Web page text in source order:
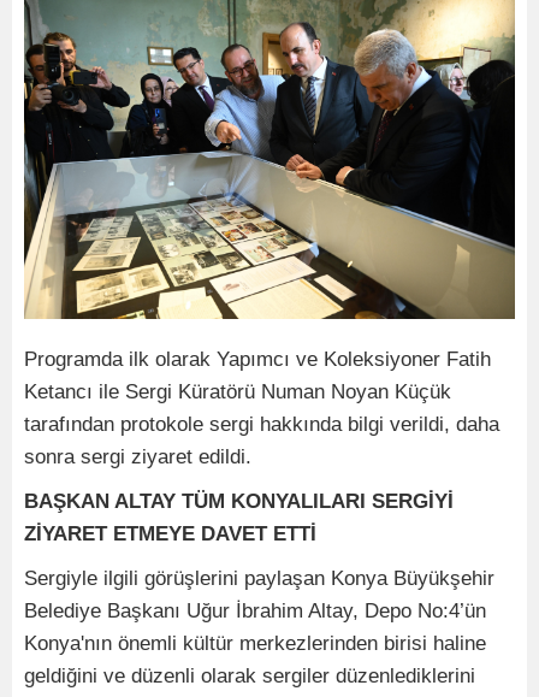
Programda ilk olarak Yapımcı ve Koleksiyoner Fatih
Ketancı ile Sergi Küratörü Numan Noyan Küçük
tarafından protokole sergi hakkında bilgi verildi, daha
sonra sergi ziyaret edildi.
BAŞKAN ALTAY TÜM KONYALILARI SERGİYİ
ZİYARET ETMEYE DAVET ETTİ
Sergiyle ilgili görüşlerini paylaşan Konya Büyükşehir
Belediye Başkanı Uğur İbrahim Altay, Depo No:4’ün
Konya'nın önemli kültür merkezlerinden birisi haline
geldiğini ve düzenli olarak sergiler düzenlediklerini